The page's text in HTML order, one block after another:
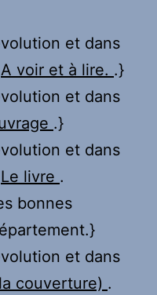
et dans
A voir et à lire. .}
et dans
.}
et dans
Le livre .
bonnes
et dans
couverture) .